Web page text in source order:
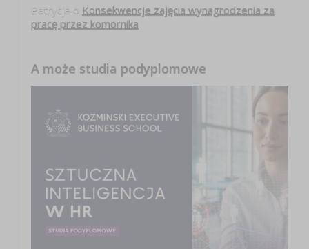
Patrycja o Konsekwencje zajęcia wynagrodzenia za
pracę przez komornika
A może studia podyplomowe